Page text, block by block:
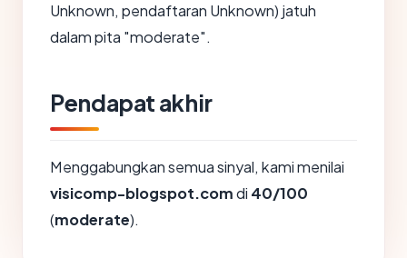
Unknown, pendaftaran Unknown) jatuh
dalam pita "moderate".
Pendapat akhir
Menggabungkan semua sinyal, kami menilai
visicomp-blogspot.comdi 40/100
(moderate).